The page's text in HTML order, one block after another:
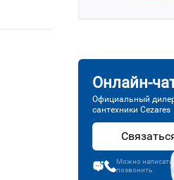
Онлайн-
Официальный
сантехники Cezares
Можно написать
позвонить